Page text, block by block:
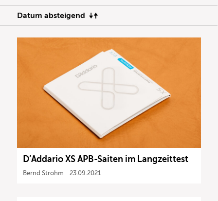
Datum absteigend
D’Addario XS APB-Saiten im Langzeittest
Bernd Strohm 23.09.2021